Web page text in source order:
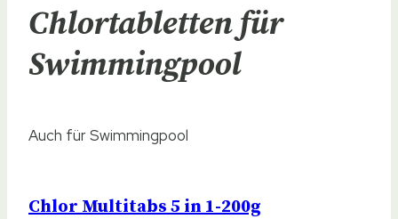
Chlortabletten für
Swimmingpool
Auch für Swimmingpool
Chlor Multitabs 5 in 1-200g